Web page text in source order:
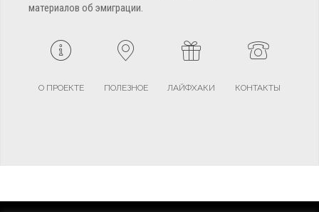
материалов об эмиграции.
О ПРОЕКТЕ ПОЛЕЗНОЕ ЛАЙФХАКИ КОНТАКТЫ